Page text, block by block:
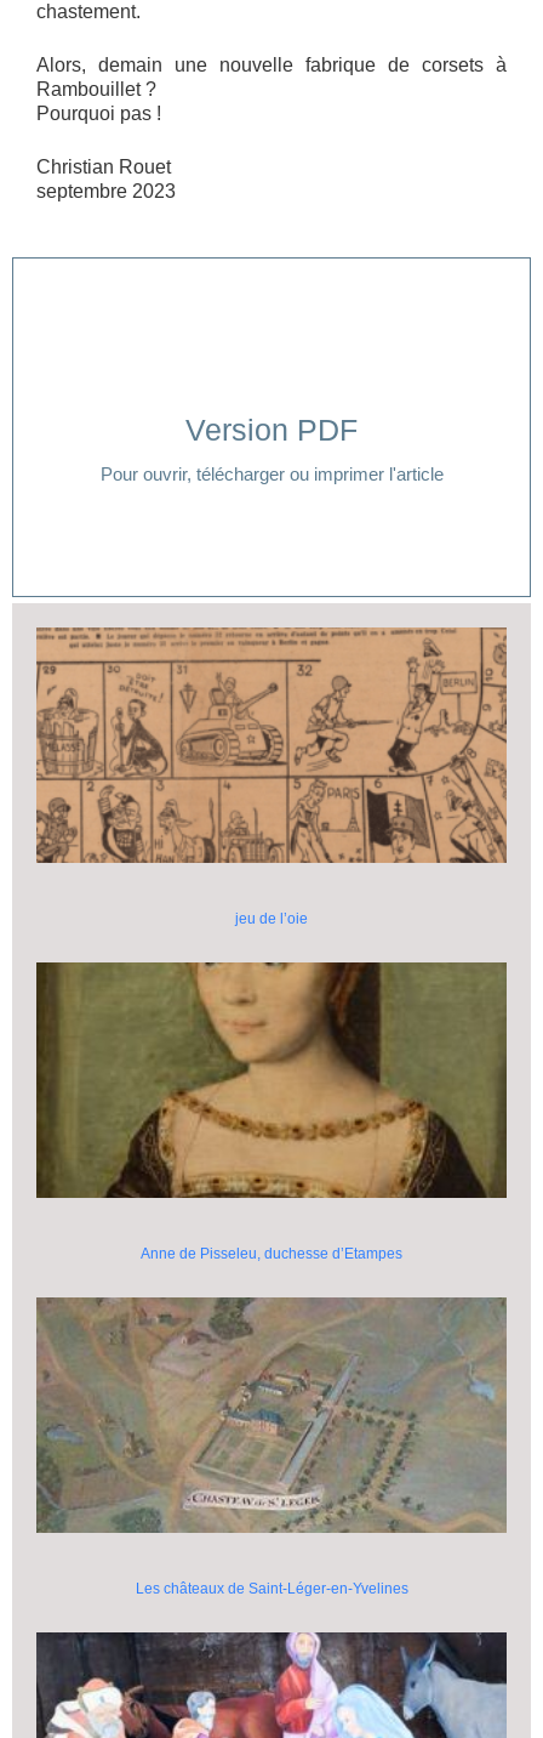
chastement.
Alors, demain une nouvelle fabrique de corsets à
Rambouillet ?
Pourquoi pas !
Christian Rouet
septembre 2023
Version PDF
Pour ouvrir, télécharger ou imprimer l'article
Cliquer ici
jeu de l’oie
Anne de Pisseleu, duchesse d’Etampes
Les châteaux de Saint-Léger-en-Yvelines